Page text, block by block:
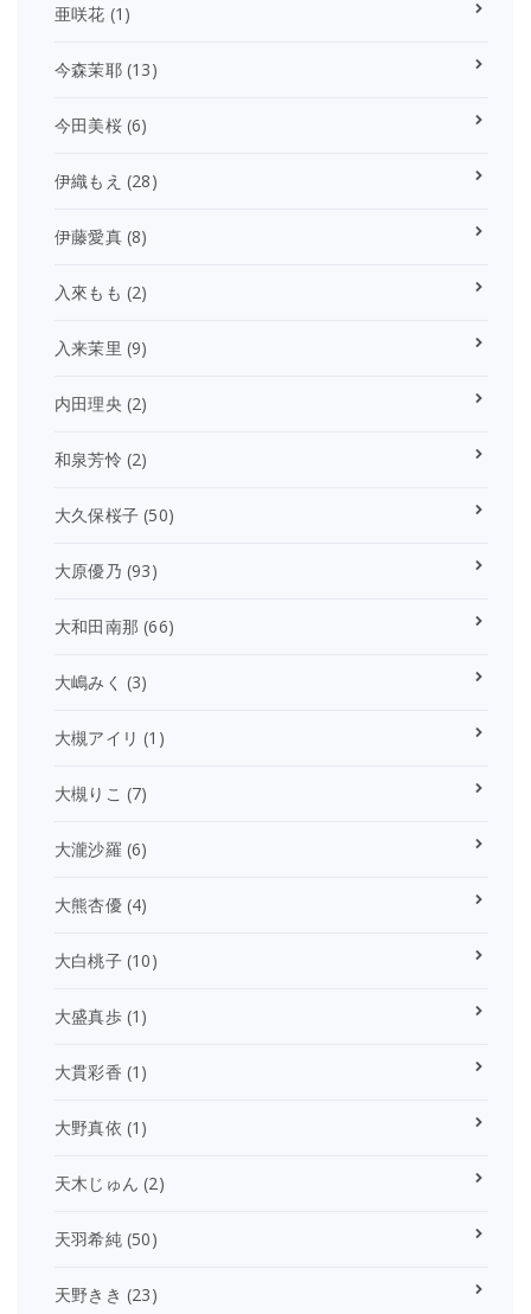
亜咲花 (1)
今森茉耶(13)
今田美桜(6)
伊織もえ (28)
伊藤愛真(8)
入來もも (2)
入来茉里 (9)
内田理央 (2)
和泉芳怜 (2)
大久保桜子 (50)
大原優乃 (93)
大和田南那 (66)
大嶋みく (3)
大槻アイリ (1)
大槻りこ (7)
大瀧沙羅 (6)
大熊杏優(4)
大白桃子(10)
大盛真歩(1)
大貫彩香 (1)
大野真依 (1)
天木じゅん (2)
天羽希純(50)
天野きき (23)